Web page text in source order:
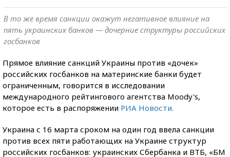
В то же время санкции окажут негативное влияние на
пять украинских банков — дочерние структуры российских
госбанков
Прямое влияние санкций Украины против «дочек»
российских госбанков на материнские банки будет
ограниченным, говорится в исследовании
международного рейтингового агентства Moody's,
которое есть в распоряжении РИА Новости.
Украина с 16 марта сроком на один год ввела санкции
против всех пяти работающих на Украине структур
российских госбанков: украинских Сбербанка и ВТБ, «БМ